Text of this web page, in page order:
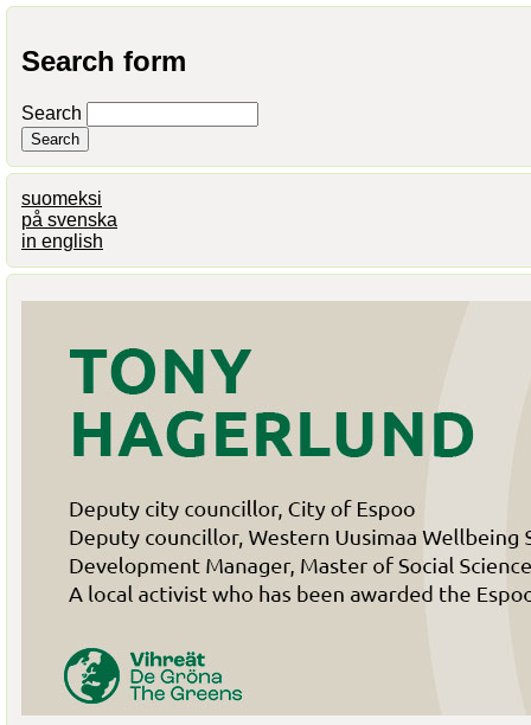
Search form
Search
suomeksi
på svenska
in english